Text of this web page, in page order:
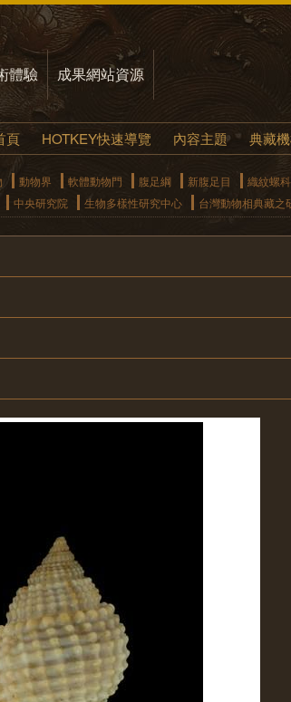
體驗 成果網站資源
頁 HOTKEY快速導覽 內容主題 典藏
動物界 軟體動物門 腹足綱 新腹足目
織紋螺科
中央研究院 生物多樣性研究中心 台灣動物相典藏之